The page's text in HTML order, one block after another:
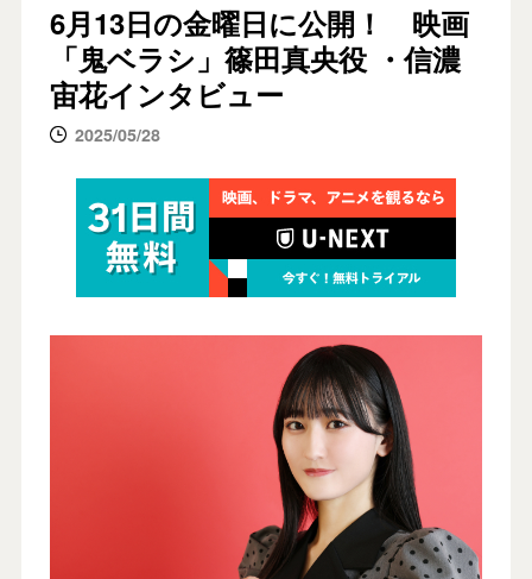
6月13日の金曜日に公開！ 映画
「鬼ベラシ」篠田真央役 ・信濃
宙花インタビュー
2025/05/28